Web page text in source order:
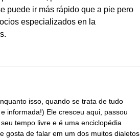
puede ir más rápido que a pie pero
especializados en la
isso, quando se trata de tudo
informada!) Ele cresceu aqui, passou
tempo livre e é uma enciclopédia
gosta de falar em um dos muitos dialetos